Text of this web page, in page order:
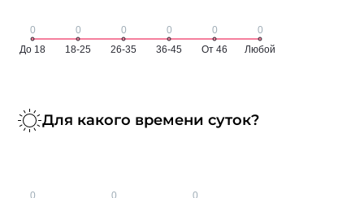
Для какого времени суток?